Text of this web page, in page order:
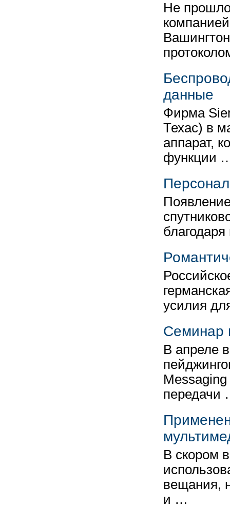
Не
данные
Фирма
Техас) в
аппарат,
функции
усилия
Семинар
В апреле
передачи
В скором
вещания,
и …